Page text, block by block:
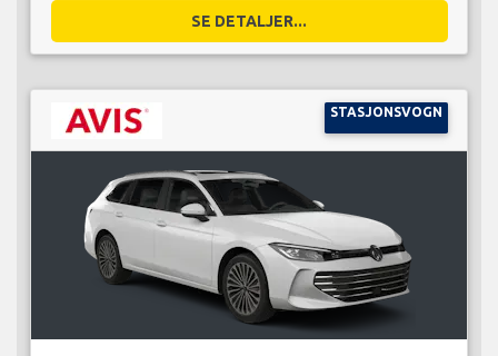
SE DETALJER...
STASJONSVOGN